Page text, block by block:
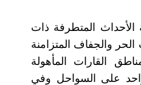
الأحداث المتطرفة ذات
الحر والجفاف المتزامنة
القارات المأهولة
على السواحل وفي